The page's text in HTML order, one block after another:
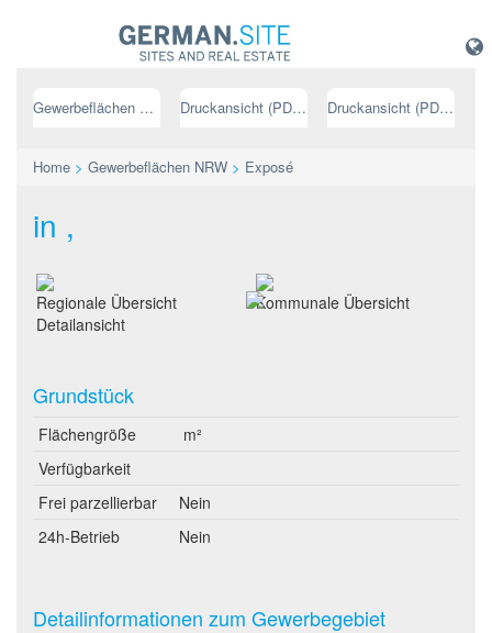
Gewerbeflächen NRW Druckansicht (PDF) // deutsch Druckansicht (PDF) // englisch
Home > Gewerbeflächen NRW > Exposé
in ,
Regionale Übersicht
Kommunale Übersicht
Detailansicht
Grundstück
Flächengröße
m²
Verfügbarkeit
Frei parzellierbar
Nein
24h-Betrieb
Nein
Detailinformationen zum Gewerbegebiet